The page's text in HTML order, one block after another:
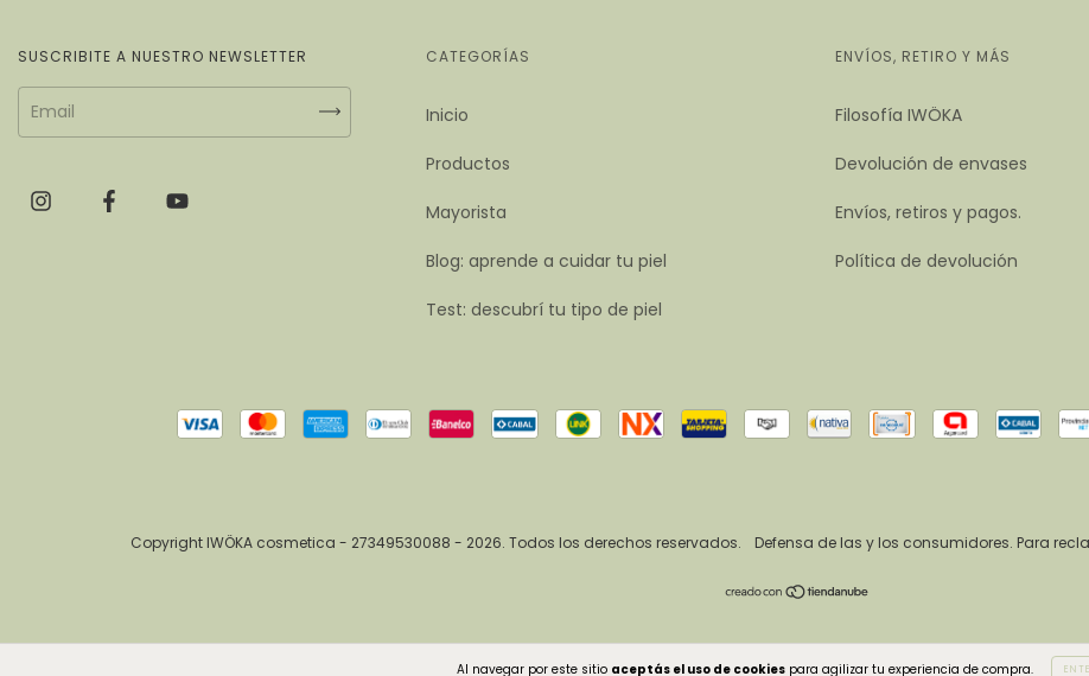
Al navegar por este sitio aceptás el uso de cookiespara agilizar tu experiencia de compra.
SUSCRIBITE A NUESTRO NEWSLETTER CATEGORÍAS
Inicio
Productos
Mayorista
Blog: aprende a cuidar tu piel
Test: descubrí tu tipo de piel
ENVÍOS, RETIRO Y MÁS
Filosofía IWÖKA
Devolución de envases
Envíos, retiros y pagos.
Política de devolución
Copyright IWÖKA cosmetica - 27349530088 - 2026. Todos los derechos reservados. Defensa de las y los consumidores. Para